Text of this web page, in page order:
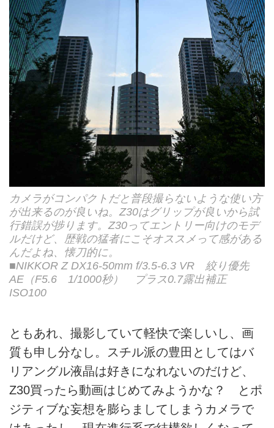
カメラがコンパクトだと普段撮らないような使い方
が出来るのが良いね。Z30はグリップが良いから試
行錯誤が捗ります。Z30ってエントリー向けのモデ
ルだけど、歴戦の猛者にこそオススメって感がある
んだよね、懐刀的に。
■NIKKOR Z DX16-50mm f/3.5-6.3 VR 絞り優先
AE（F5.6 1/1000秒） プラス0.7露出補正
ISO100
ともあれ、撮影していて軽快で楽しいし、画
質も申し分なし。スチル派の豊田としてはバ
リアングル液晶は好きになれないのだけど、
Z30買ったら動画はじめてみようかな？ とポ
ジティブな妄想を膨らましてしまうカメラで